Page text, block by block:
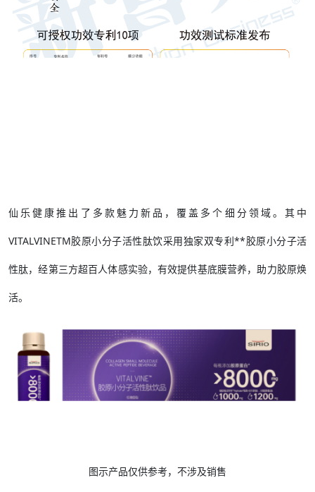
仙乐健康推出了多款魅力新品，覆盖多个细分领域。其中
VITALVINETM胶原小分子活性肽饮采用独家双专利**胶原小分子活
性肽，经第三方超百人体感实验，有效提供基底膜营养，助力胶原焕
活。
图示产品仅供参考，不涉及销售